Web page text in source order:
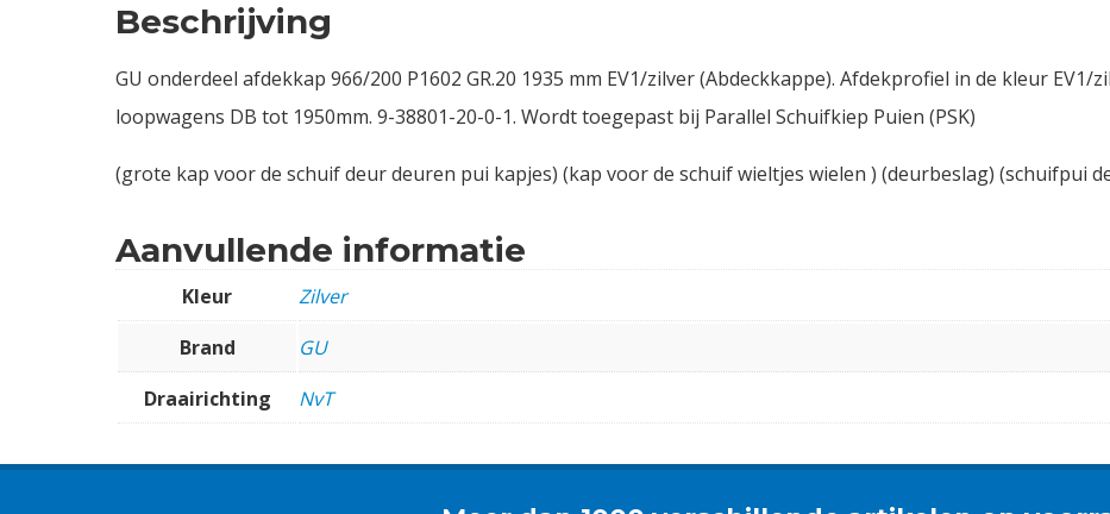
Beschrijving
GU onderdeel afdekkap 966/200 P1602 GR.20 1935 mm EV1/zilver (Abdeckkappe). Afdekprofiel in de kleur EV1/
loopwagens DB tot 1950mm. 9-38801-20-0-1. Wordt toegepast bij Parallel Schuifkiep Puien (PSK)
(grote kap voor de schuif deur deuren pui kapjes) (kap voor de schuif wieltjes wielen ) (deurbeslag) (schuifpui
Aanvullende informatie
Kleur
Zilver
Brand
GU
Draairichting
NvT